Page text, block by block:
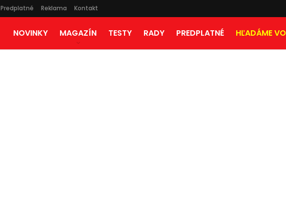
Predplatné Reklama Kontakt
NOVINKY MAGAZÍN TESTY RADY PREDPLATNÉ HĽADÁME